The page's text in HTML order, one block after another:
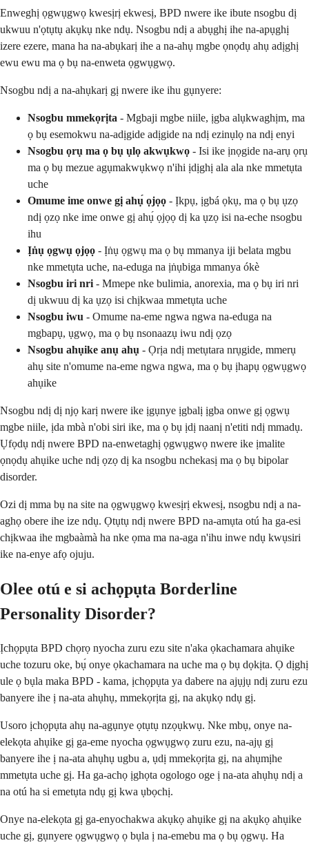
Enweghị ọgwụgwọ kwesịrị ekwesị, BPD nwere ike ibute nsogbu dị
ukwuu n'ọtụtụ akụkụ nke ndụ. Nsogbu ndị a abụghị ihe na-apụghị
izere ezere, mana ha na-abụkarị ihe a na-ahụ mgbe ọnọdụ ahụ adịghị
ewu ewu ma ọ bụ na-enweta ọgwụgwọ.
Nsogbu ndị a na-ahụkarị gị nwere ike ihu gụnyere:
Nsogbu mmekọrịta - Mgbaji mgbe niile, ịgba alụkwaghịm, ma
ọ bụ esemokwu na-adịgide adịgide na ndị ezinụlọ na ndị enyi
Nsogbu ọrụ ma ọ bụ ụlọ akwụkwọ - Isi ike ịnọgide na-arụ ọrụ
ma ọ bụ mezue agụmakwụkwọ n'ihi ịdịghị ala ala nke mmetụta
uche
Omume ime onwe gị ahụ́ ọjọọ - Ịkpụ, ịgbá ọkụ, ma ọ bụ ụzọ
ndị ọzọ nke ime onwe gị ahụ́ ọjọọ dị ka ụzọ isi na-eche nsogbu
ihu
Ịṅụ ọgwụ ọjọọ - Ịṅụ ọgwụ ma ọ bụ mmanya iji belata mgbu
nke mmetụta uche, na-eduga na ịṅụbiga mmanya ókè
Nsogbu iri nri - Mmepe nke bulimia, anorexia, ma ọ bụ iri nri
dị ukwuu dị ka ụzọ isi chịkwaa mmetụta uche
Nsogbu iwu - Omume na-eme ngwa ngwa na-eduga na
mgbapụ, ụgwọ, ma ọ bụ nsonaazụ iwu ndị ọzọ
Nsogbu ahụike anụ ahụ - Ọrịa ndị metụtara nrụgide, mmerụ
ahụ site n'omume na-eme ngwa ngwa, ma ọ bụ ịhapụ ọgwụgwọ
ahụike
Nsogbu ndị dị njọ karị nwere ike ịgụnye ịgbalị ịgba onwe gị ọgwụ
mgbe niile, ịda mbà n'obi siri ike, ma ọ bụ ịdị naanị n'etiti ndị mmadụ.
Ụfọdụ ndị nwere BPD na-enwetaghị ọgwụgwọ nwere ike ịmalite
ọnọdụ ahụike uche ndị ọzọ dị ka nsogbu nchekasị ma ọ bụ bipolar
disorder.
Ozi dị mma bụ na site na ọgwụgwọ kwesịrị ekwesị, nsogbu ndị a na-
aghọ obere ihe ize ndụ. Ọtụtụ ndị nwere BPD na-amụta otú ha ga-esi
chịkwaa ihe mgbaàmà ha nke ọma ma na-aga n'ihu inwe ndụ kwụsiri
ike na-enye afọ ojuju.
Olee otú e si achọpụta Borderline
Personality Disorder?
Ịchọpụta BPD chọrọ nyocha zuru ezu site n'aka ọkachamara ahụike
uche tozuru oke, bụ́ onye ọkachamara na uche ma ọ bụ dọkịta. Ọ dịghị
ule ọ bụla maka BPD - kama, ịchọpụta ya dabere na ajụjụ ndị zuru ezu
banyere ihe ị na-ata ahụhụ, mmekọrịta gị, na akụkọ ndụ gị.
Usoro ịchọpụta ahụ na-agụnye ọtụtụ nzọụkwụ. Nke mbụ, onye na-
elekọta ahụike gị ga-eme nyocha ọgwụgwọ zuru ezu, na-ajụ gị
banyere ihe ị na-ata ahụhụ ugbu a, ụdị mmekọrịta gị, na ahụmịhe
mmetụta uche gị. Ha ga-achọ ịghọta ogologo oge ị na-ata ahụhụ ndị a
na otú ha si emetụta ndụ gị kwa ụbọchị.
Onye na-elekọta gị ga-enyochakwa akụkọ ahụike gị na akụkọ ahụike
uche gị, gụnyere ọgwụgwọ ọ bụla ị na-emebu ma ọ bụ ọgwụ. Ha